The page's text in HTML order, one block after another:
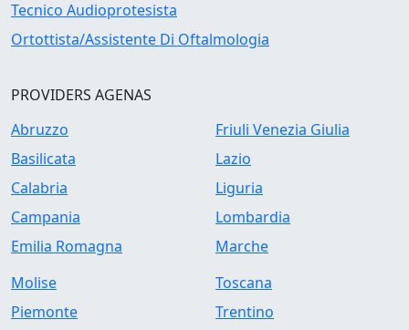
Tecnico Audioprotesista
Ortottista/Assistente Di Oftalmologia
PROVIDERS AGENAS
Abruzzo
Basilicata
Calabria
Campania
Emilia Romagna
Friuli Venezia Giulia
Lazio
Liguria
Lombardia
Marche
Molise
Piemonte
Toscana
Trentino